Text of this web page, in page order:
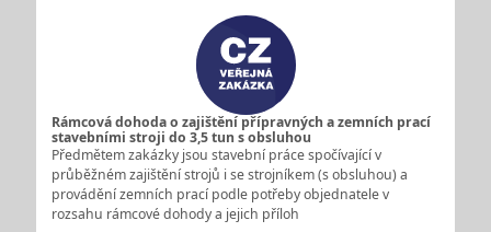
Rámcová dohoda o zajištění přípravných a zemních prací
stavebními stroji do 3,5 tun s obsluhou
Předmětem zakázky jsou stavební práce spočívající v
průběžném zajištění strojů i se strojníkem (s obsluhou) a
provádění zemních prací podle potřeby objednatele v
rozsahu rámcové dohody a jejich příloh